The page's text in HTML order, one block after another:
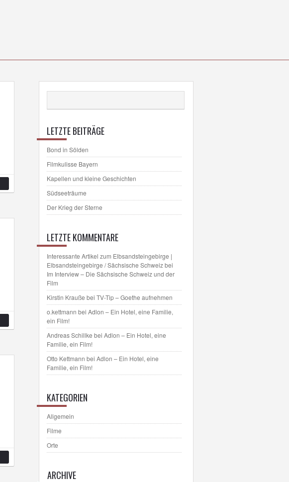
LETZTE BEITRÄGE
Bond in Sölden
Filmkulisse Bayern
Kapellen und kleine Geschichten
Südseeträume
Der Krieg der Sterne
LETZTE KOMMENTARE
Interessante Artikel zum Elbsandsteingebirge |
Elbsandsteingebirge / Sächsische Schweizbei
Im Interview – Die Sächsische Schweiz und der
Film
Kirstin Krauße bei TV-Tip – Goethe aufnehmen
o.kettmann bei Adlon – Ein Hotel, eine Familie,
ein Film!
Andreas Schillke bei Adlon – Ein Hotel, eine
Familie, ein Film!
Otto Kettmann bei Adlon – Ein Hotel, eine
Familie, ein Film!
KATEGORIEN
Allgemein
Filme
Orte
ARCHIVE